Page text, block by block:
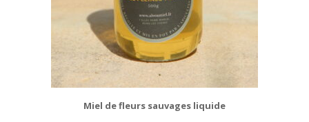
Miel de fleurs sauvages liquide